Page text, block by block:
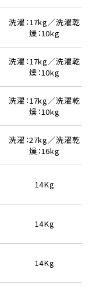
洗濯：17kg／洗濯乾
燥：10kg
洗濯：17kg／洗濯乾
燥：10kg
洗濯：17kg／洗濯乾
燥：10kg
洗濯：27kg／洗濯乾
燥：16kg
14Kg
14Kg
14Kg